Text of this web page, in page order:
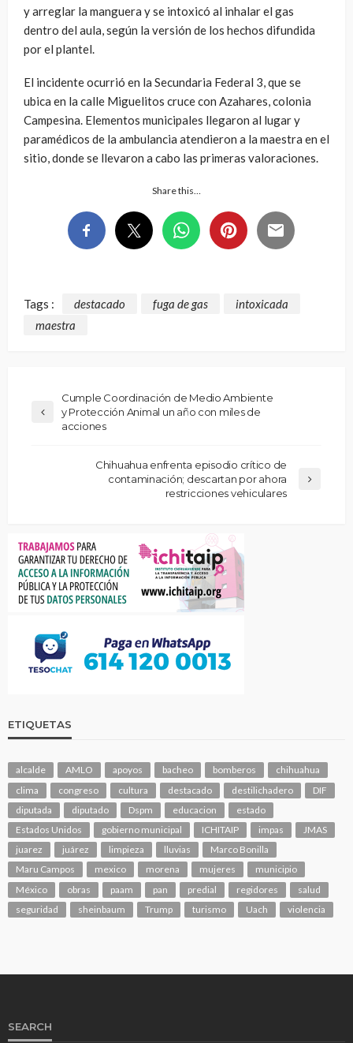
y arreglar la manguera y se intoxicó al inhalar el gas
dentro del aula, según la versión de los hechos difundida
por el plantel.
El incidente ocurrió en la Secundaria Federal 3, que se
ubica en la calle Miguelitos cruce con Azahares, colonia
Campesina. Elementos municipales llegaron al lugar y
paramédicos de la ambulancia atendieron a la maestra en el
sitio, donde se llevaron a cabo las primeras valoraciones.
Share this…
Tags : destacado fuga de gas
intoxicada
maestra
Cumple Coordinación de Medio Ambiente
y Protección Animal un año con miles de
acciones
Chihuahua enfrenta episodio crítico de
contaminación; descartan por ahora
restricciones vehiculares
ETIQUETAS
alcalde AMLO apoyos bacheo bomberos
chihuahua
clima
congreso cultura destacado destilichadero
DIF
diputada
diputado Dspm educacion
estado
Estados Unidos
gobierno municipal ICHITAIP impas
JMAS
juarez
juárez limpieza lluvias
Marco Bonilla
Maru Campos
mexico morena mujeres
municipio
México
obras paam pan predial regidores
salud
seguridad
sheinbaum Trump turismo Uach violencia
SEARCH